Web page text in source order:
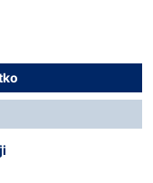
opisanych w